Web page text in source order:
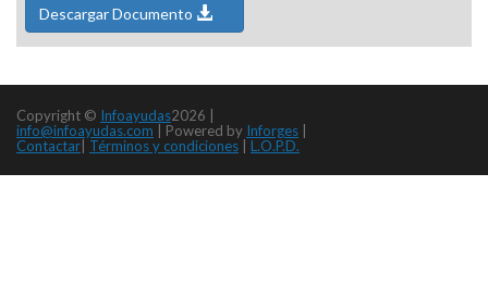
Descargar Documento
Copyright © Infoayudas2026 |
info@infoayudas.com
Powered by Inforges
Contactar Términos y condiciones L.O.P.D.